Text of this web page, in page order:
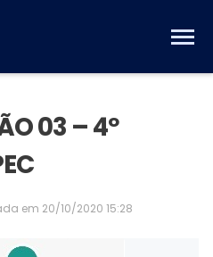
03 – 4º
em 20/10/2020 15:28